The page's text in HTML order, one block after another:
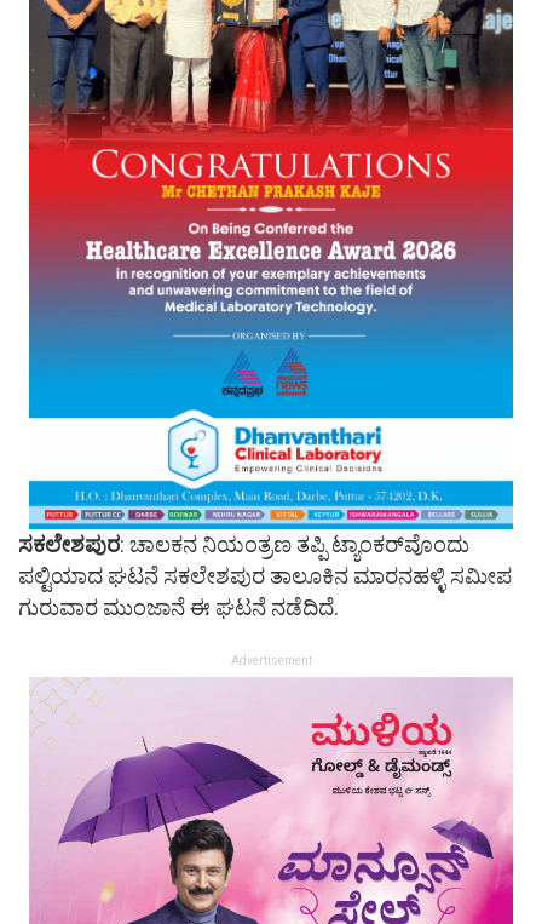
ಸಕಲೇಶಪುರ: ಚಾಲಕನ ನಿಯಂತ್ರಣ ತಪ್ಪಿ ಟ್ಯಾಂಕರ್​ವೊಂದು
ಪಲ್ಟಿಯಾದ ಘಟನೆ ಸಕಲೇಶಪುರ ತಾಲೂಕಿನ ಮಾರನಹಳ್ಳಿ ಸಮೀಪ
ಗುರುವಾರ ಮುಂಜಾನೆ ಈ ಘಟನೆ ನಡೆದಿದೆ.
Advertisement